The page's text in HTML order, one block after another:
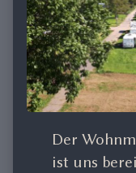
Der
ist uns